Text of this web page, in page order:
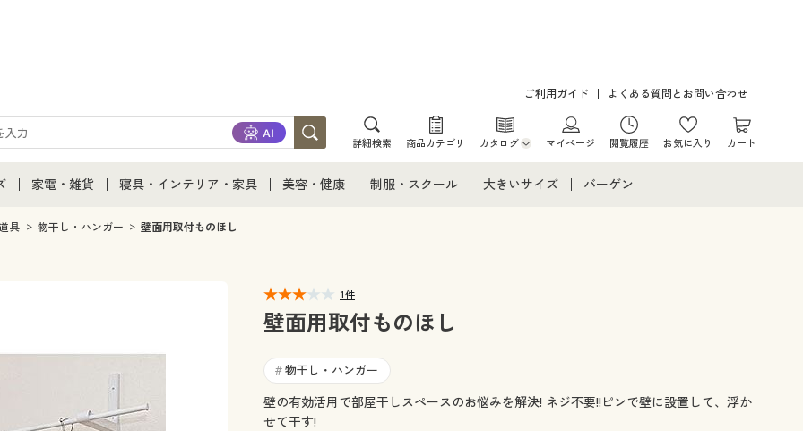
ご利用ガイド よくある質問とお問い合わせ
詳細検索 商品カテゴリ カタログ
カタログ・チラシからのご注文
マイページ 閲覧履歴 お気に入り カート
通販すべて
家電・雑貨
家電・雑貨すべて
寝具・インテリア・家具
寝具・インテリア・家具通販すべて
カーテン・ラグ・ファブリック
美容・健康 制服・スクール
ジュニア・ティーンズ下着
大きいサイズ
大きいサイズ 事務・制服
バーゲン
具 物干し・ハンガー 壁面用取付ものほし
1件
壁面用取付ものほし
# 物干し・ハンガー
壁の有効活用で部屋干しスペースのお悩みを解決! ネジ不要!!ピンで壁に設置して、浮か
せて干す!